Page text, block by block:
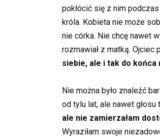
pokłócić się z nim
króla. Kobieta nie może
nie córka. Nie chcę nawet
rozmawiał z matką. Ojciec
siebie, ale i tak do końca
Nie można było znaleźć
od tylu lat, ale nawet głosu
ale nie zamierzałam
Wyraziłam swoje